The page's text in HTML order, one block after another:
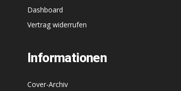
Dashboard
Vertrag widerrufen
Informationen
Cover-Archiv